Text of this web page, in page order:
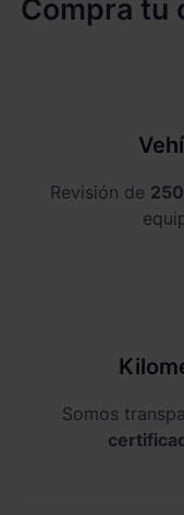
Compra tu
Revisión de
Somos